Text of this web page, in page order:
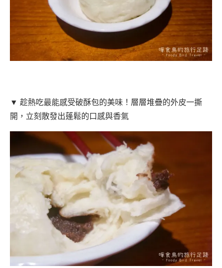
▼ 趁熱吃最能感受破酥包的美味！層層堆疊的外皮一撕
開，立刻散發出蓬鬆的口感與香氣